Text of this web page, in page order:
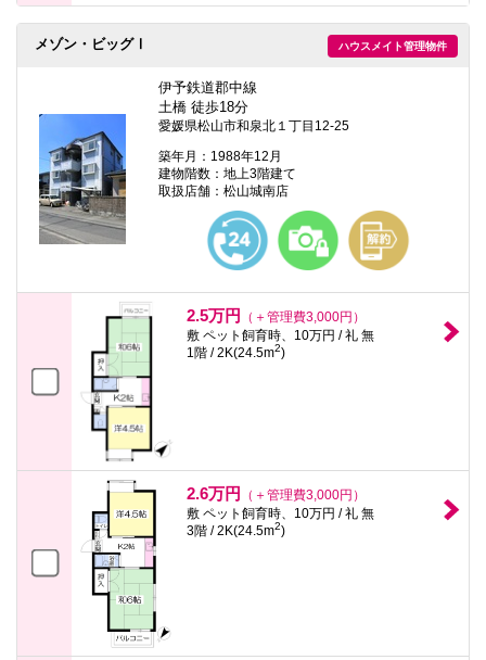
ハウスメイト管理物件
メゾン・ビッグⅠ
伊予鉄道郡中線
土橋 徒歩18分
愛媛県松山市和泉北１丁目12-25
築年月：1988年12月
建物階数：地上3階建て
取扱店舗：松山城南店
2.5万円
（＋管理費3,000円）
敷 ペット飼育時、10万円 / 礼 無
1階 / 2K(24.5m2)
2.6万円
（＋管理費3,000円）
敷 ペット飼育時、10万円 / 礼 無
3階 / 2K(24.5m2)